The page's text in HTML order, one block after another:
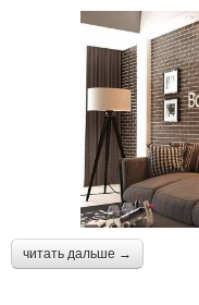
читать дальше →